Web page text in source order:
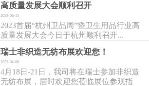
高质量发展大会顺利召开
2023-06-15
2023首届“杭州卫品周”暨卫生用品行业高
质量发展大会今日于杭州顺利召开...
瑞士非织造无纺布展欢迎您！
2023-04-06
4月18日-21日，我司将在瑞士参加非织造
无纺布展，届时欢迎您莅临展位参观指